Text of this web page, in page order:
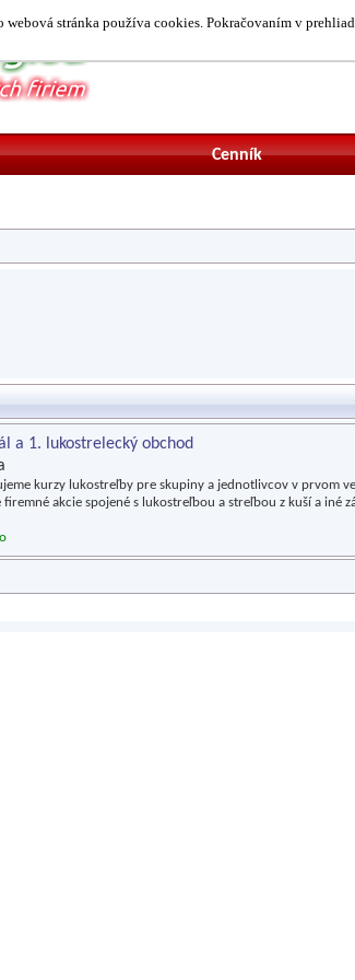
webová stránka používa cookies. Pokračovaním v
Cenník
a 1. lukostrelecký obchod
kurzy lukostreľby pre skupiny a jednotlivcov v prvom
firemné akcie spojené s lukostreľbou a streľbou z kuší a iné